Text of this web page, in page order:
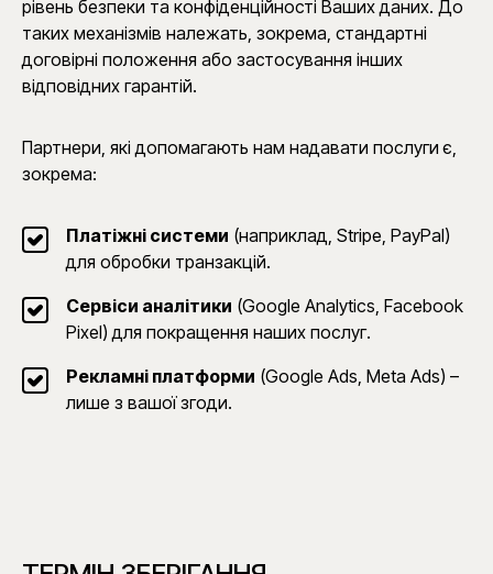
рівень безпеки та конфіденційності Ваших даних. До
таких механізмів належать, зокрема, стандартні
договірні положення або застосування інших
відповідних гарантій.
Партнери, які допомагають нам надавати послуги є,
зокрема:
Платіжні системи (наприклад, Stripe, PayPal)
для обробки транзакцій.
Сервіси аналітики (Google Analytics, Facebook
Pixel) для покращення наших послуг.
Рекламні платформи (Google Ads, Meta Ads) –
лише з вашої згоди.